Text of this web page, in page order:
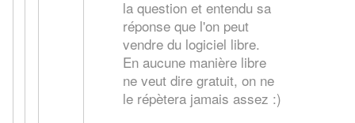
la question et entendu sa
réponse que l'on peut
vendre du logiciel libre.
En aucune manière libre
ne veut dire gratuit, on ne
le répètera jamais assez :)